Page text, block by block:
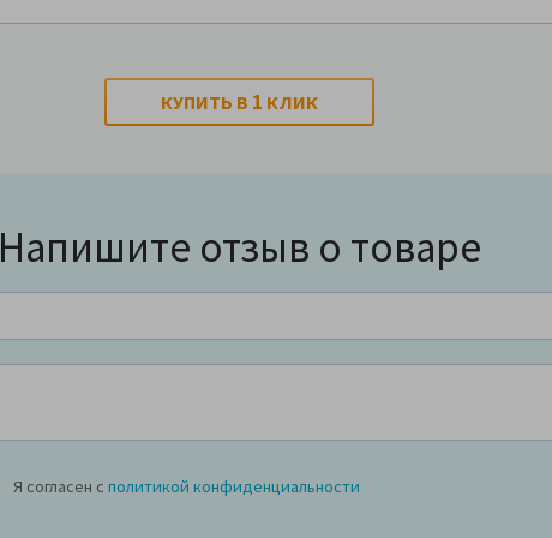
КУПИТЬ В 1 КЛИК
Напишите отзыв о товаре
Я согласен с политикой конфиденциальности